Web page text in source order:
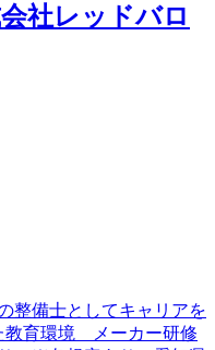
社レッドバロ